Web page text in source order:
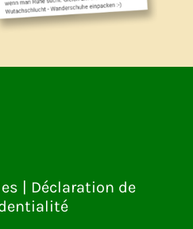
Déclaration de